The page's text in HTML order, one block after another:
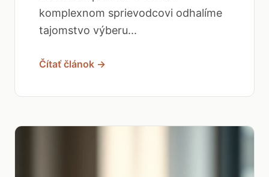
komplexnom sprievodcovi odhalíme
tajomstvo výberu...
Čítať článok →